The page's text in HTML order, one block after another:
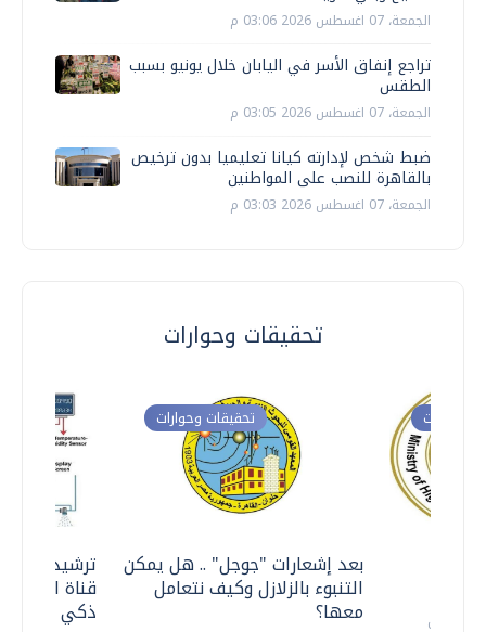
الجمعة، 07 اغسطس 2026 03:06 م
تراجع إنفاق الأسر في اليابان خلال يونيو بسبب
الطقس
الجمعة، 07 اغسطس 2026 03:05 م
ضبط شخص لإدارته كيانا تعليميا بدون ترخيص
بالقاهرة للنصب على المواطنين
الجمعة، 07 اغسطس 2026 03:03 م
تحقيقات وحوارات
ترشيدا
قناة
ذكي
تحقيقات وحوارات
بعد إشعارات "جوجل" .. هل يمكن
التنبوء بالزلازل وكيف نتعامل
معها؟
وحوارات